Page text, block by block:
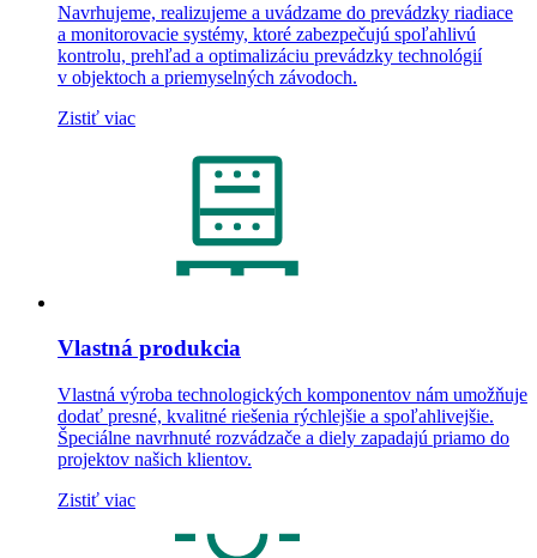
Navrhujeme, realizujeme a uvádzame do prevádzky riadiace
a monitorovacie systémy, ktoré zabezpečujú spoľahlivú
kontrolu, prehľad a optimalizáciu prevádzky technológií
v objektoch a priemyselných závodoch.
Zistiť viac
Vlastná produkcia
Vlastná výroba technologických komponentov nám umožňuje
dodať presné, kvalitné riešenia rýchlejšie a spoľahlivejšie.
Špeciálne navrhnuté rozvádzače a diely zapadajú priamo do
projektov našich klientov.
Zistiť viac